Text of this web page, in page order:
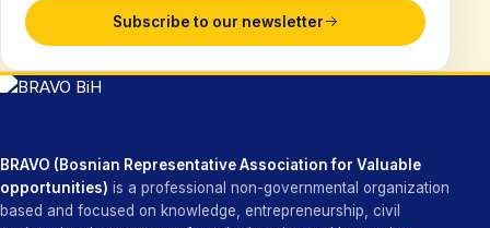
Subscribe to our newsletter
BRAVO (Bosnian Representative Association for Valuable
opportunities) is a professional non-governmental organization
based and focused on knowledge, entrepreneurship, civil